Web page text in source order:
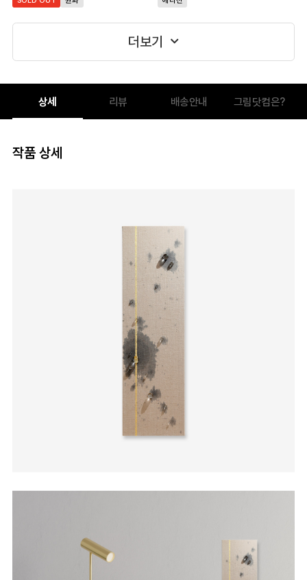
더보기
상세 리뷰 배송안내 그림닷컴은?
작품 상세